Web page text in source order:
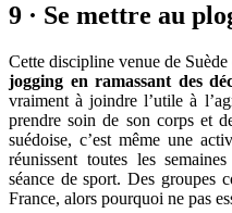
9 · Se mettre au
Cette discipline venue de
jogging en ramassant des
vraiment à joindre l’utile à
prendre soin de son corps et
suédoise, c’est même une
réunissent toutes les
séance de sport. Des groupes
France, alors pourquoi ne pas